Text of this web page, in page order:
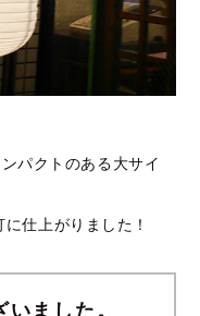
パクトのある大サイ
仕上がりました！
ました。